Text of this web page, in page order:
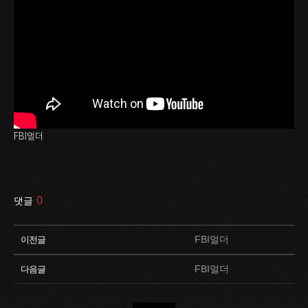
FBI멀더
댓글 0
이전글 FBI멀더
다음글 FBI멀더